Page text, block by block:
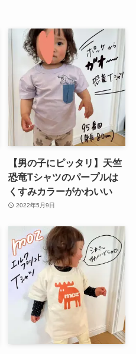
【男の子にピッタリ】天竺
恐竜Tシャツのパープルは
くすみカラーがかわいい
2022年5月9日